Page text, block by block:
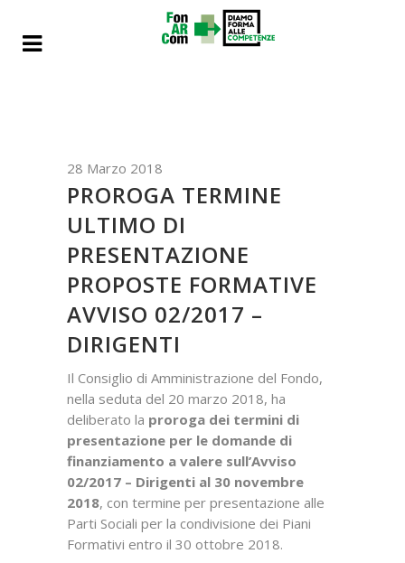
28 Marzo 2018
PROROGA TERMINE
ULTIMO DI
PRESENTAZIONE
PROPOSTE FORMATIVE
AVVISO 02/2017 –
DIRIGENTI
Il Consiglio di Amministrazione del Fondo,
nella seduta del 20 marzo 2018, ha
deliberato la proroga dei termini di
presentazione per le domande di
finanziamento a valere sull’Avviso
02/2017 – Dirigenti al 30 novembre
2018, con termine per presentazione alle
Parti Sociali per la condivisione dei Piani
Formativi entro il 30 ottobre 2018.